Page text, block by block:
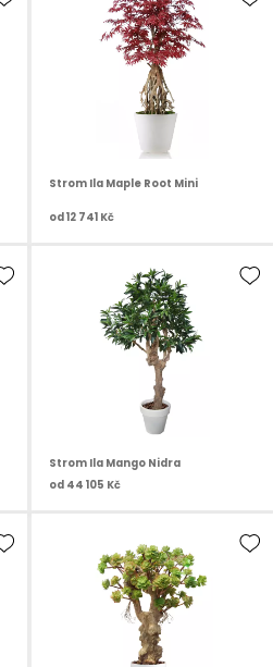
Strom Ila Maple Root Mini
od 12 741 Kč
Strom Ila Mango Nidra
od 44 105 Kč